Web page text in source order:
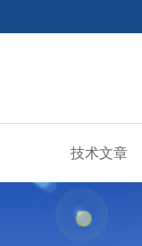
技术文章